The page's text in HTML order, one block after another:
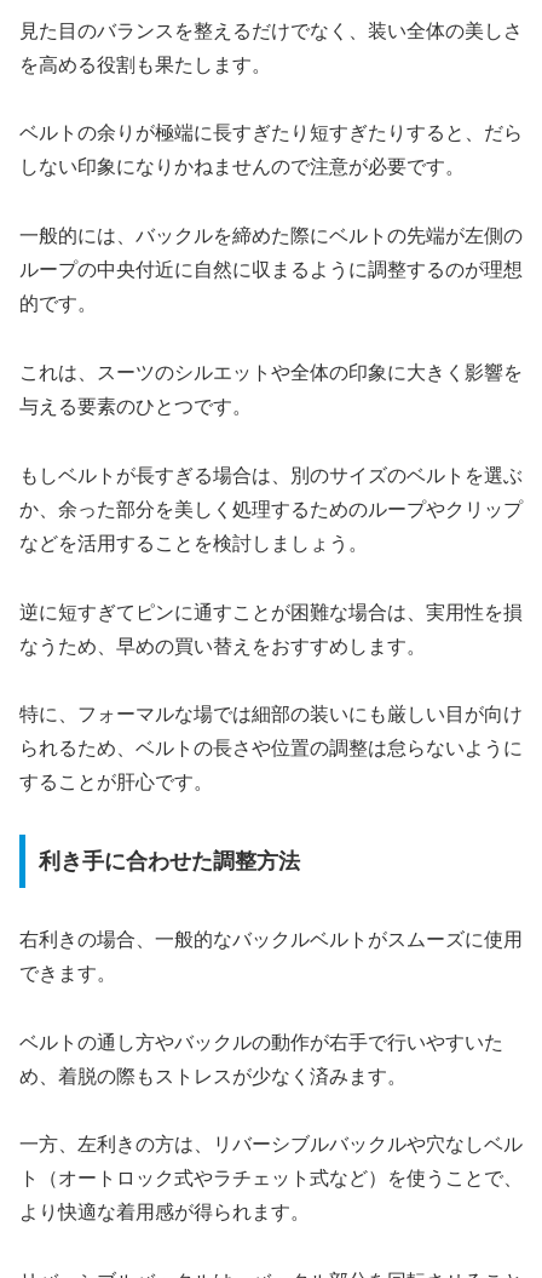
見た目のバランスを整えるだけでなく、装い全体の美しさ
を高める役割も果たします。
ベルトの余りが極端に長すぎたり短すぎたりすると、だら
しない印象になりかねませんので注意が必要です。
一般的には、バックルを締めた際にベルトの先端が左側の
ループの中央付近に自然に収まるように調整するのが理想
的です。
これは、スーツのシルエットや全体の印象に大きく影響を
与える要素のひとつです。
もしベルトが長すぎる場合は、別のサイズのベルトを選ぶ
か、余った部分を美しく処理するためのループやクリップ
などを活用することを検討しましょう。
逆に短すぎてピンに通すことが困難な場合は、実用性を損
なうため、早めの買い替えをおすすめします。
特に、フォーマルな場では細部の装いにも厳しい目が向け
られるため、ベルトの長さや位置の調整は怠らないように
することが肝心です。
利き手に合わせた調整方法
右利きの場合、一般的なバックルベルトがスムーズに使用
できます。
ベルトの通し方やバックルの動作が右手で行いやすいた
め、着脱の際もストレスが少なく済みます。
一方、左利きの方は、リバーシブルバックルや穴なしベル
ト（オートロック式やラチェット式など）を使うことで、
より快適な着用感が得られます。